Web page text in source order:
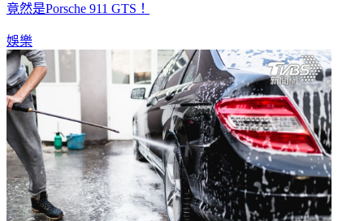
最新的影片中卻公布了他入手了人生當中的第一台車，這款車
娛樂